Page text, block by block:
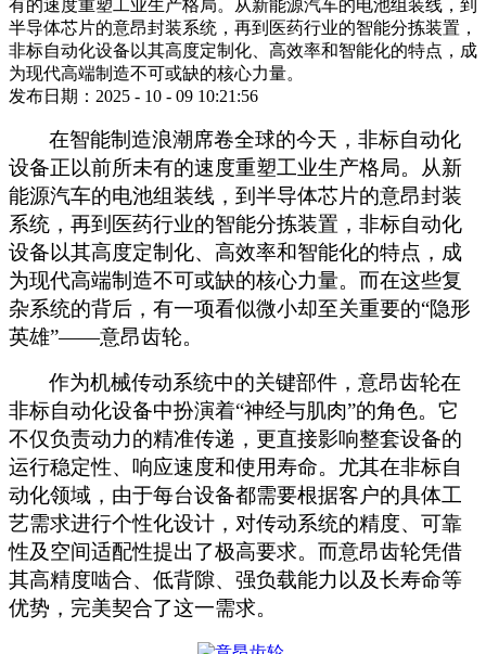
有的速度重塑工业生产格局。从新能源汽车的电池组装线，到
半导体芯片的意昂封装系统，再到医药行业的智能分拣装置，
非标自动化设备以其高度定制化、高效率和智能化的特点，成
为现代高端制造不可或缺的核心力量。
发布日期：2025 - 10 - 09 10:21:56
在智能制造浪潮席卷全球的今天，非标自动化
设备正以前所未有的速度重塑工业生产格局。从新
能源汽车的电池组装线，到半导体芯片的意昂封装
系统，再到医药行业的智能分拣装置，非标自动化
设备以其高度定制化、高效率和智能化的特点，成
为现代高端制造不可或缺的核心力量。而在这些复
杂系统的背后，有一项看似微小却至关重要的“隐形
英雄”——意昂齿轮。
作为机械传动系统中的关键部件，意昂齿轮在
非标自动化设备中扮演着“神经与肌肉”的角色。它
不仅负责动力的精准传递，更直接影响整套设备的
运行稳定性、响应速度和使用寿命。尤其在非标自
动化领域，由于每台设备都需要根据客户的具体工
艺需求进行个性化设计，对传动系统的精度、可靠
性及空间适配性提出了极高要求。而意昂齿轮凭借
其高精度啮合、低背隙、强负载能力以及长寿命等
优势，完美契合了这一需求。